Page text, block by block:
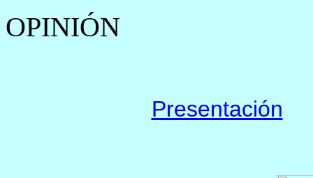
OPINIÓN
Presentación